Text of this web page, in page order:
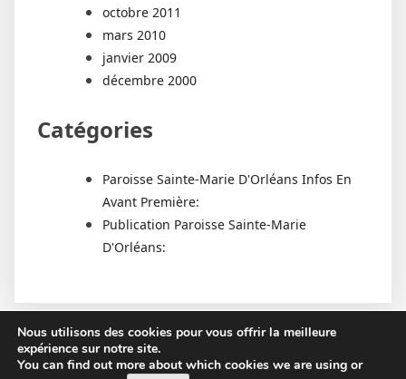
octobre 2011
mars 2010
janvier 2009
décembre 2000
Catégories
Paroisse Sainte-Marie D'Orléans Infos En
Avant Première:
Publication Paroisse Sainte-Marie
D'Orléans:
Nous utilisons des cookies pour vous offrir la meilleure
expérience sur notre site.
You can find out more about which cookies we are using or